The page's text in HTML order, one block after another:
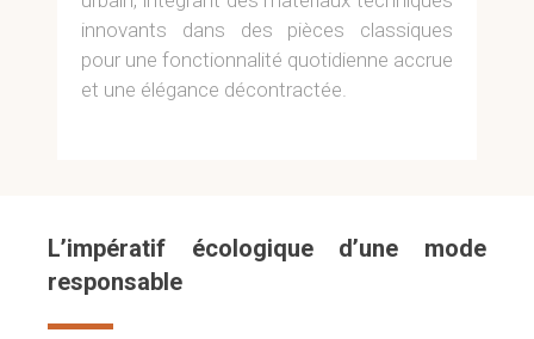
innovants dans des pièces classiques
pour une fonctionnalité quotidienne accrue
et une élégance décontractée.
L’impératif écologique d’une mode
responsable